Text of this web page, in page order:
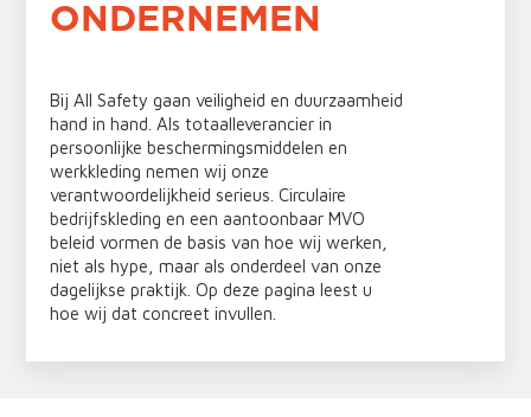
ONDERNEMEN
Bij All Safety gaan veiligheid en duurzaamheid
hand in hand. Als totaalleverancier in
persoonlijke beschermingsmiddelen en
werkkleding nemen wij onze
verantwoordelijkheid serieus. Circulaire
bedrijfskleding en een aantoonbaar MVO
beleid vormen de basis van hoe wij werken,
niet als hype, maar als onderdeel van onze
dagelijkse praktijk. Op deze pagina leest u
hoe wij dat concreet invullen.